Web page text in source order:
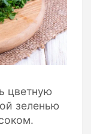
цветную
зеленью